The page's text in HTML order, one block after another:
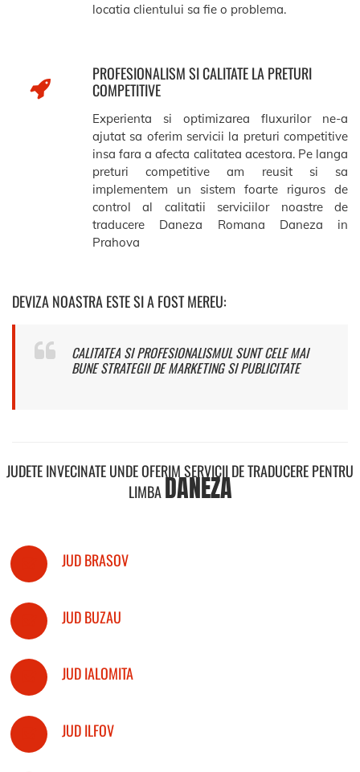
locatia clientului sa fie o problema.
PROFESIONALISM SI CALITATE LA PRETURI
COMPETITIVE
Experienta si optimizarea fluxurilor ne-a
ajutat sa oferim servicii la preturi competitive
insa fara a afecta calitatea acestora. Pe langa
preturi competitive am reusit si sa
implementem un sistem foarte riguros de
control al calitatii serviciilor noastre de
traducere Daneza Romana Daneza in
Prahova
DEVIZA NOASTRA ESTE SI A FOST MEREU:
CALITATEA SI PROFESIONALISMUL SUNT CELE MAI
BUNE STRATEGII DE MARKETING SI PUBLICITATE
JUDETE INVECINATE UNDE OFERIM SERVICII DE TRADUCERE PENTRU
LIMBADANEZA
JUD BRASOV
JUD BUZAU
JUD IALOMITA
JUD ILFOV